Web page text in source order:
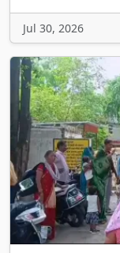
Jul 30, 2026